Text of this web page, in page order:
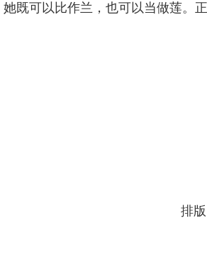
既可以比作兰，也可以当做莲。
排